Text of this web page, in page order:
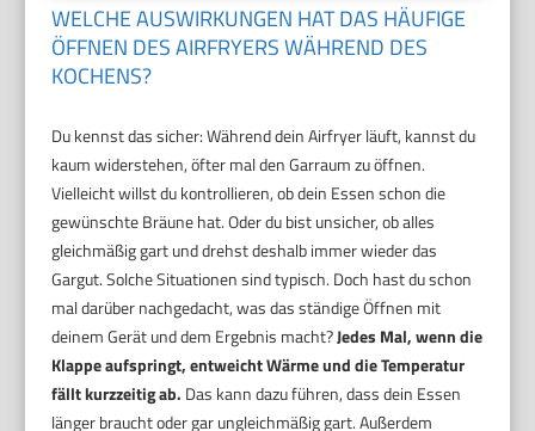
WELCHE AUSWIRKUNGEN HAT DAS HÄUFIGE
ÖFFNEN DES AIRFRYERS WÄHREND DES
KOCHENS?
Du kennst das sicher: Während dein Airfryer läuft, kannst du
kaum widerstehen, öfter mal den Garraum zu öffnen.
Vielleicht willst du kontrollieren, ob dein Essen schon die
gewünschte Bräune hat. Oder du bist unsicher, ob alles
gleichmäßig gart und drehst deshalb immer wieder das
Gargut. Solche Situationen sind typisch. Doch hast du schon
mal darüber nachgedacht, was das ständige Öffnen mit
deinem Gerät und dem Ergebnis macht?Jedes Mal, wenn die
Klappe aufspringt, entweicht Wärme und die Temperatur
fällt kurzzeitig ab. Das kann dazu führen, dass dein Essen
länger braucht oder gar ungleichmäßig gart. Außerdem